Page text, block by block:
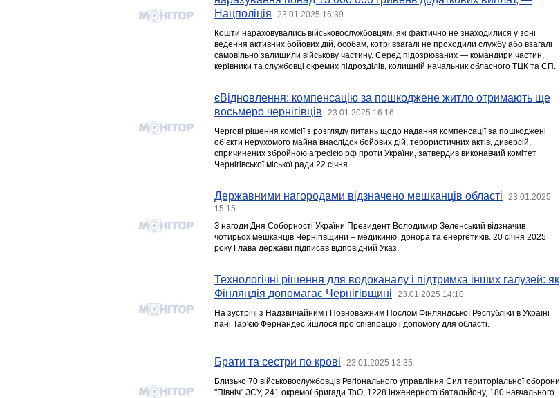
Нацполіція
23.01.2025 16:39
Кошти нараховувались військовослужбовцям, які фактично не знаходилися у зоні
ведення активних бойових дій, особам, котрі взагалі не проходили службу або взагалі
самовільно залишили військову частину. Серед підозрюваних — командири частин,
керівники та службовці окремих підрозділів, колишній начальник обласного ТЦК та СП.
єВідновлення: компенсацію за пошкоджене житло отримають ще
восьмеро чернігівців
23.01.2025 16:16
Чергові рішення комісії з розгляду питань щодо надання компенсації за пошкоджені
об’єкти нерухомого майна внаслідок бойових дій, терористичних актів, диверсій,
спричинених збройною агресією рф проти України, затвердив виконавчий комітет
Чернігівської міської ради 22 січня.
Державними нагородами відзначено мешканців області
23.01.2025
15:15
З нагоди Дня Соборності України Президент Володимир Зеленський відзначив
чотирьох мешканців Чернігівщини – медикиню, донора та енергетиків. 20 січня 2025
року Глава держави підписав відповідний Указ.
Технологічні рішення для водоканалу і підтримка інших галузей: як
Фінляндія допомагає Чернігівщині
23.01.2025 14:10
На зустрічі з Надзвичайним і Повноважним Послом Фінляндської Республіки в Україні
пані Тар'єю Фернандес йшлося про співпрацю і допомогу для області.
Брати та сестри по крові 23.01.2025 13:35
Близько 70 військовослужбовців Регіонального управління Сил територіальної оборони
"Північ" ЗСУ, 241 окремої бригади ТрО, 1228 інженерного батальйону, 180 навчального